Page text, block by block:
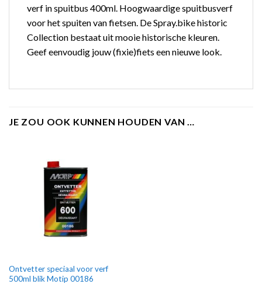
verf in spuitbus 400ml. Hoogwaardige spuitbusverf
voor het spuiten van fietsen. De Spray.bike historic
Collection bestaat uit mooie historische kleuren.
Geef eenvoudig jouw (fixie)fiets een nieuwe look.
JE ZOU OOK KUNNEN HOUDEN VAN …
Ontvetter speciaal voor verf
500ml blik Motip 00186